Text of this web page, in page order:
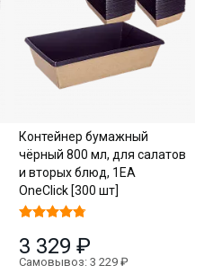
Контейнер бумажный
чёрный 800 мл, для салатов
и вторых блюд, 1EA
OneClick [300 шт]
3 329 ₽
Самовывоз: 3 229 ₽